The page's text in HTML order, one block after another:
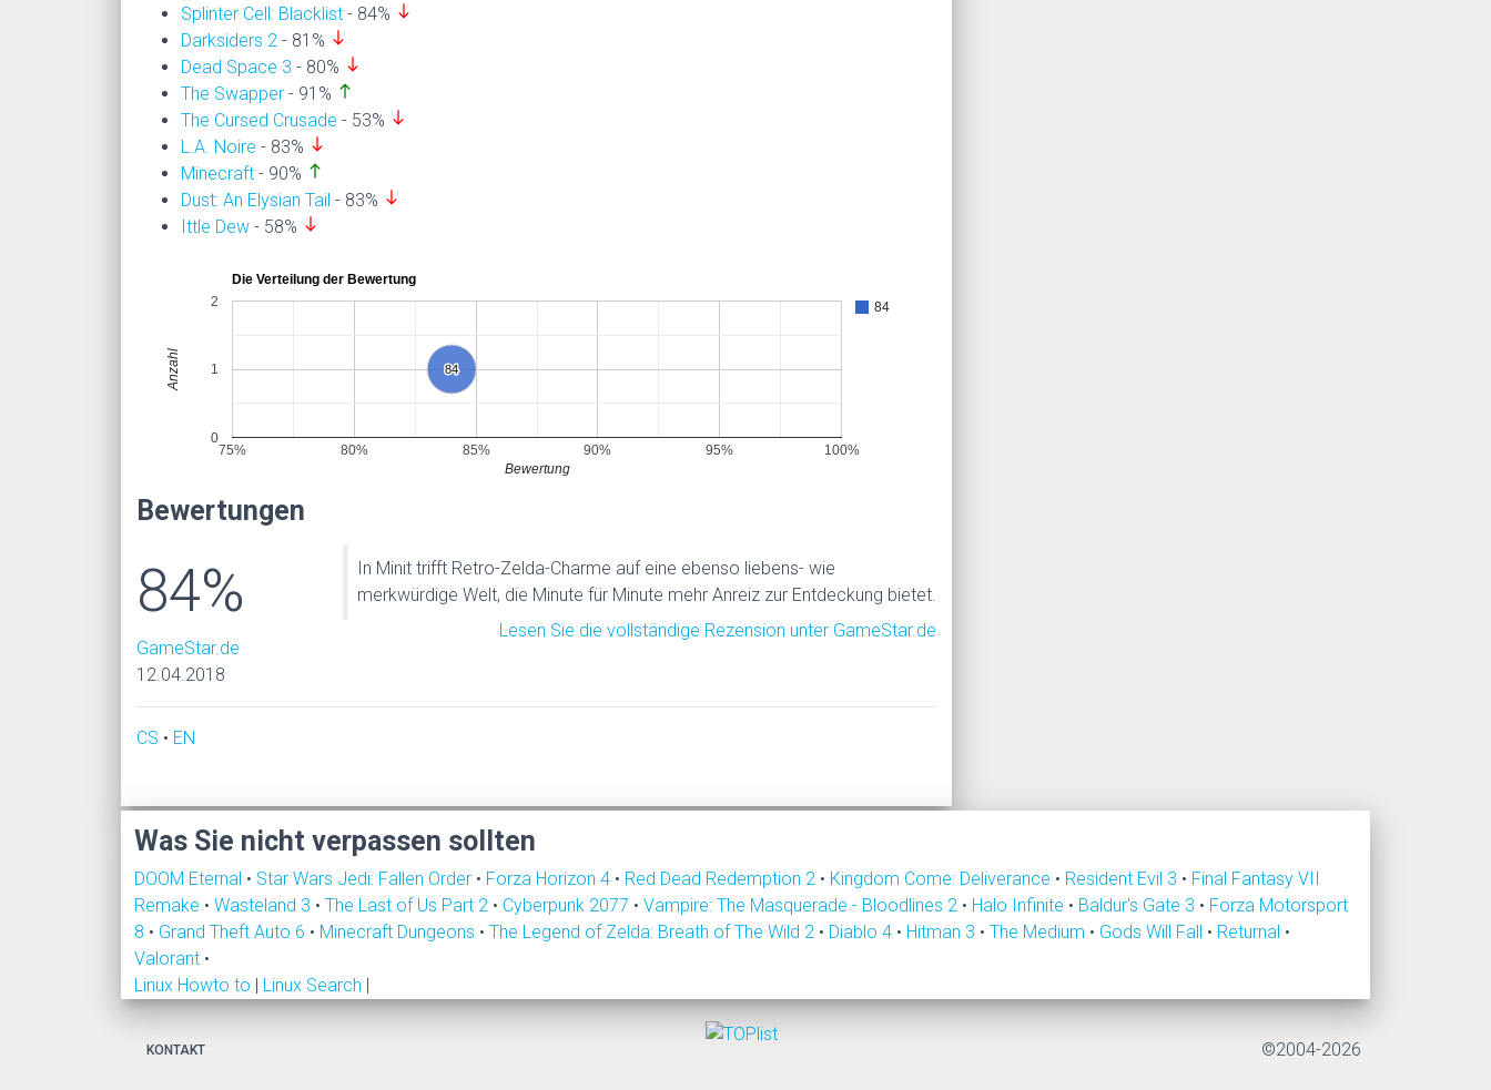
Splinter Cell: Blacklist - 84% south
Darksiders 2 - 81% south
Dead Space 3 - 80% south
The Swapper - 91% north
The Cursed Crusade - 53% south
L.A. Noire - 83% south
Minecraft - 90% north
Dust: An Elysian Tail - 83% south
Ittle Dew - 58% south
Die Verteilung der Bewertung
84
84
84
75% 80% 85% 90% 95% 100%
0
1
2
Bewertung
Anzahl
Bewertungen
84%
GameStar.de
12.04.2018
In Minit trifft Retro-Zelda-Charme auf eine ebenso liebens- wie
merkwürdige Welt, die Minute für Minute mehr Anreiz zur Entdeckung bietet.
Lesen Sie die vollständige Rezension unter GameStar.de
CS • EN
Was Sie nicht verpassen sollten
DOOM Eternal • Star Wars Jedi: Fallen Order • Forza Horizon 4 • Red Dead Redemption 2 • Kingdom Come: Deliverance • Resident Evil 3 • Final Fantasy VII
Remake • Wasteland 3 • The Last of Us Part 2 • Cyberpunk 2077 • Vampire: The Masquerade - Bloodlines 2 • Halo Infinite • Baldur's Gate 3 • Forza Motorsport
8 • Grand Theft Auto 6 • Minecraft Dungeons • The Legend of Zelda: Breath of The Wild 2 • Diablo 4 • Hitman 3 • The Medium • Gods Will Fall • Returnal •
Valorant •
Linux Howto to | Linux Search |
KONTAKT ©2004-2026